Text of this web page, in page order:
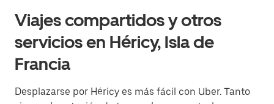
Viajes compartidos y otros
servicios en Héricy, Isla de
Francia
Desplazarse por Héricy es más fácil con Uber. Tanto